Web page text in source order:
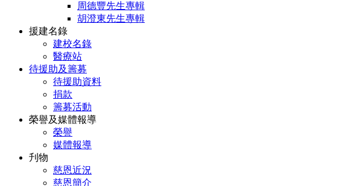
周德豐先生專輯
胡澄東先生專輯
援建名錄
建校名錄
醫療站
待援助及籌募
待援助資料
捐款
籌募活動
榮譽及媒體報導
榮譽
媒體報導
刋物
慈恩近況
慈恩簡介